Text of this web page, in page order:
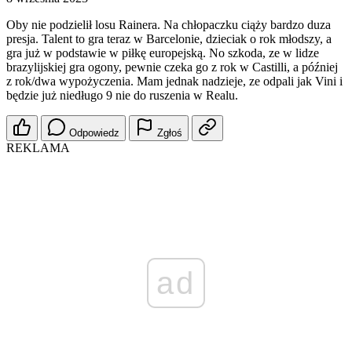
Oby nie podzielił losu Rainera. Na chłopaczku ciąży bardzo duza
presja. Talent to gra teraz w Barcelonie, dzieciak o rok młodszy, a
gra już w podstawie w piłkę europejską. No szkoda, ze w lidze
brazylijskiej gra ogony, pewnie czeka go z rok w Castilli, a później
z rok/dwa wypożyczenia. Mam jednak nadzieje, ze odpali jak Vini i
będzie już niedługo 9 nie do ruszenia w Realu.
Odpowiedz Zgłoś
REKLAMA
ad